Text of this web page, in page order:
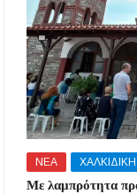
ΝΕΑ ΧΑΛΚΙΔΙΚΗ
Με λαμπρότητα